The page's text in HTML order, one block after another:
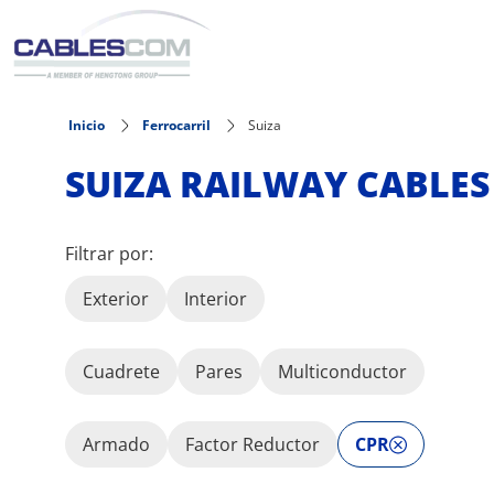
Pasar al contenido principal
Inicio Ferrocarril Suiza
SUIZA RAILWAY CABLES
Filtrar por:
Exterior
Interior
Cuadrete Pares Multiconductor
Armado Factor Reductor CPR